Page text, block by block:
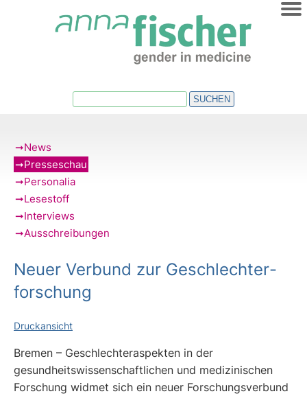
SUCHEN
VERANSTALTUNGEN
TERMINE
NEWSLETTER
REGIO-NETZE
VERÖFFENTLICHUNGEN
News
Presseschau
Personalia
Lesestoff
Interviews
Ausschreibungen
Neuer Verbund zur Geschlechter­
forschung
Druckansicht
Bremen – Geschlechteraspekten in der
gesundheitswissenschaftlichen und medizinischen
Forschung widmet sich ein neuer Forschungsverbund